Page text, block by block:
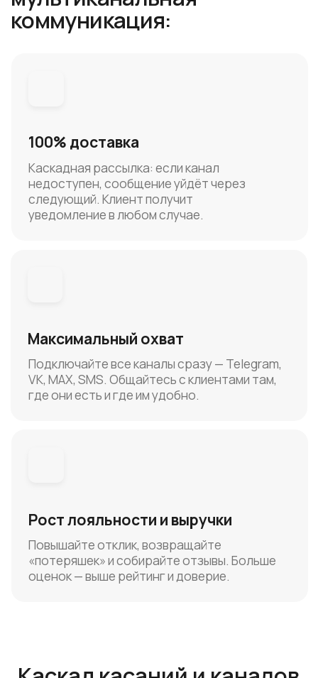
оценок — выше рейтинг и доверие.
Подключайте все каналы сразу — Telegram,
VK, MAX, SMS. Общайтесь с клиентами там,
где они есть и где им удобно.
Максимальный охват
Каскадная рассылка: если канал
недоступен, сообщение уйдёт через
следующий. Клиент получит
Действие:
Отправляем SMS / WhatsApp
с Deeplink-приглашением в MAX-бот
не подписался